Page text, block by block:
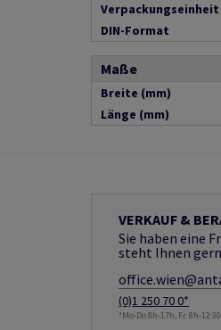
Verpackungseinheit
DIN-Format
Maße
Breite (mm)
Länge (mm)
VERKAUF &
Sie haben eine
steht Ihnen
(0)1 250 70 0*
*Mo-Do 8h-17h, Fr. 8h-